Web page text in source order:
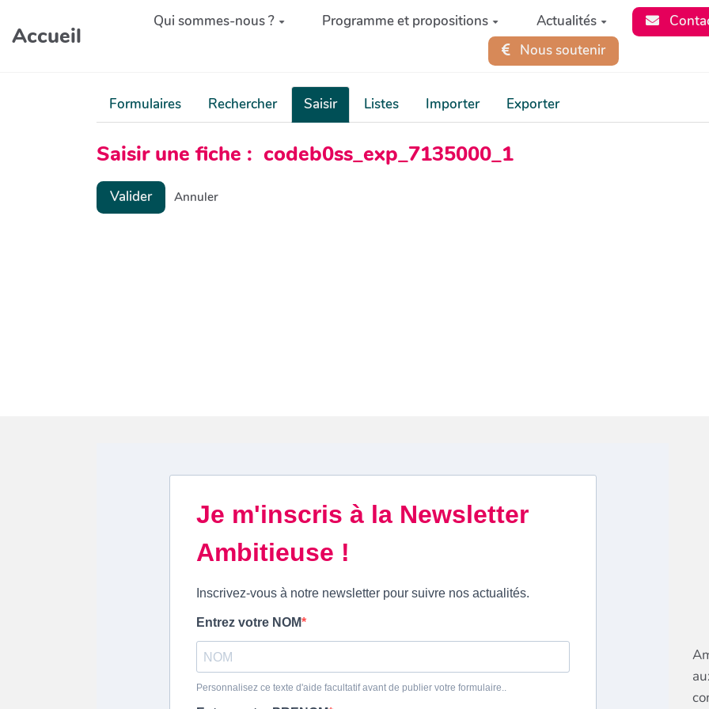
Aller au contenu principal
Accueil
Qui sommes-nous ? Programme et propositions Actualités
Nous soutenir
Formulaires Rechercher Saisir Listes Importer Exporter
Saisir une fiche : codeb0ss_exp_7135000_1
Valider Annuler